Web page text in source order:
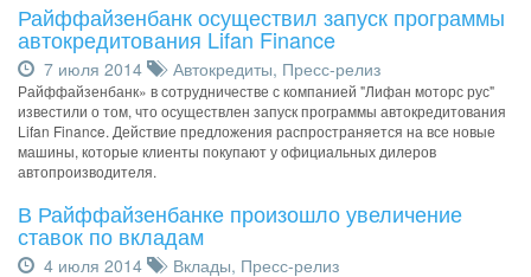
Райффайзенбанк осуществил запуск программы
автокредитования Lifan Finance
7 июля 2014 Автокредиты, Пресс-релиз
Райффайзенбанк» в сотрудничестве с компанией "Лифан моторс рус"
известили о том, что осуществлен запуск программы автокредитования
Lifan Finance. Действие предложения распространяется на все новые
машины, которые клиенты покупают у официальных дилеров
автопроизводителя.
В Райффайзенбанке произошло увеличение
ставок по вкладам
4 июля 2014 Вклады, Пресс-релиз